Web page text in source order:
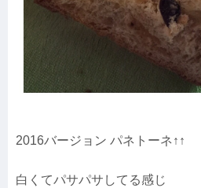
2016バージョン パネトーネ↑↑
白くてパサパサしてる感じ